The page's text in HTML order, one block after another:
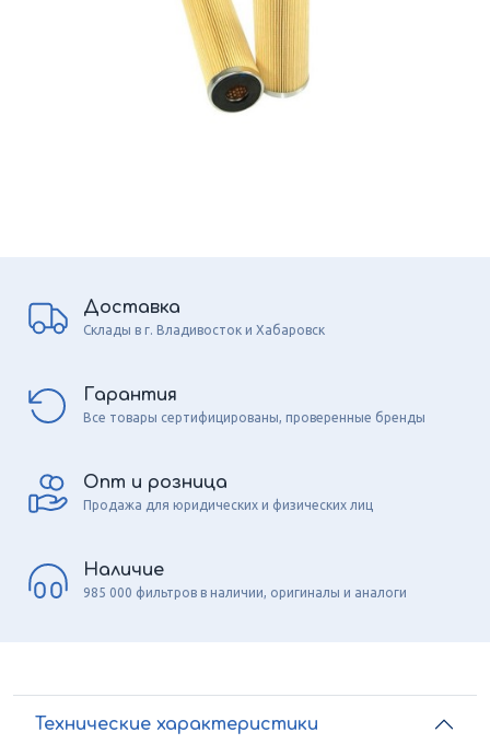
Доставка
Склады в г. Владивосток и Хабаровск
Гарантия
Все товары сертифицированы, проверенные бренды
Опт и розница
Продажа для юридических и физических лиц
Наличие
985 000 фильтров в наличии, оригиналы и аналоги
Технические характеристики